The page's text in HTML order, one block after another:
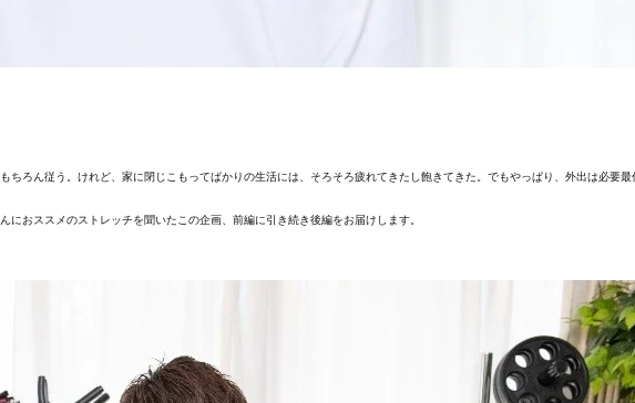
ろん従う。けれど、家に閉じこもってばかりの生活には、そろそろ疲れてきたし飽きてきた。でもやっぱり、外出は必要最
おススメのストレッチを聞いたこの企画、前編に引き続き後編をお届けします。